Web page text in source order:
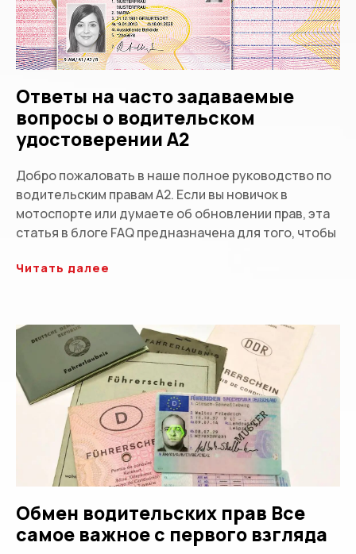
Ответы на часто задаваемые
вопросы о водительском
удостоверении A2
Добро пожаловать в наше полное руководство по
водительским правам A2. Если вы новичок в
мотоспорте или думаете об обновлении прав, эта
статья в блоге FAQ предназначена для того, чтобы
Читать далее
Обмен водительских прав Все
самое важное с первого взгляда